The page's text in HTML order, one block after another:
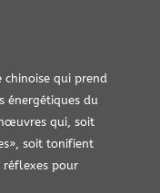
chinoise qui prend
énergétiques du
qui, soit
soit tonifient
réflexes pour